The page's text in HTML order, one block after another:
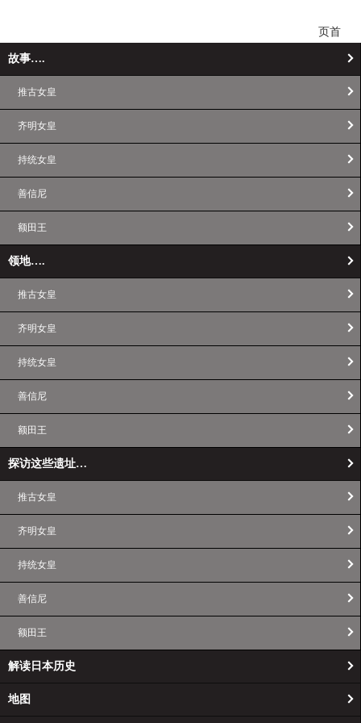
页首
故事….
推古女皇
齐明女皇
持统女皇
善信尼
额田王
领地….
推古女皇
齐明女皇
持统女皇
善信尼
额田王
探访这些遗址…
推古女皇
齐明女皇
持统女皇
善信尼
额田王
解读日本历史
地图